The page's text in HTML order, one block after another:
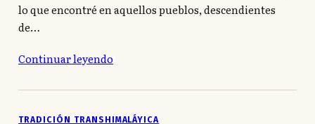
lo que encontré en aquellos pueblos, descendientes
de…
Continuar leyendo
TRADICIÓN TRANSHIMALÁYICA